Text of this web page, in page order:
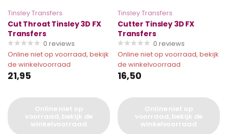
Tinsley Transfers
Cut Throat Tinsley 3D FX
Transfers
0 reviews
Online niet op voorraad, bekijk
de winkelvoorraad
21,95
Online niet op
voorraad, bekijk de
winkelvoorraad
Tinsley Transfers
Cutter Tinsley 3D FX
Transfers
0 reviews
Online niet op voorraad, bekijk
de winkelvoorraad
16,50
Online niet op
voorraad, bekijk de
winkelvoorraad